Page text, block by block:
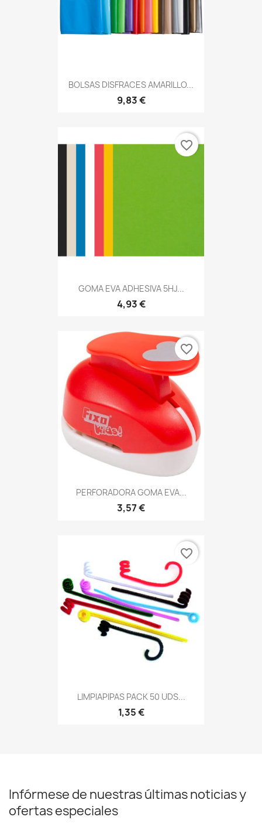
BOLSAS DISFRACES AMARILLO...
9,83 €
GOMA EVA ADHESIVA 5HJ...
4,93 €
favorite_border
PERFORADORA GOMA EVA...
3,57 €
favorite_border
LIMPIAPIPAS PACK 50 UDS...
1,35 €
favorite_border
Infórmese de nuestras últimas noticias y
ofertas especiales